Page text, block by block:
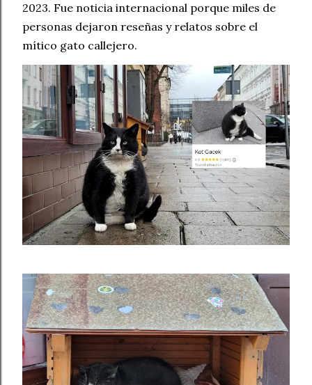
2023. Fue noticia internacional porque miles de
personas dejaron reseñas y relatos sobre el
mítico gato callejero.